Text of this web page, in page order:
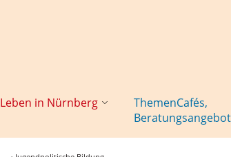
Leben in Nürnberg
ThemenCafés,